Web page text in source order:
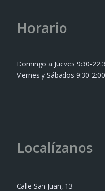
Horario
Domingo a Jueves 9:30-
Viernes y Sábados 9:30-
Localízanos
Calle San Juan, 13